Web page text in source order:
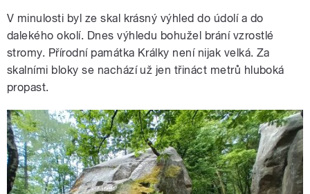
V minulosti byl ze skal krásný výhled do údolí a do
dalekého okolí. Dnes výhledu bohužel brání vzrostlé
stromy. Přírodní památka Králky není nijak velká. Za
skalními bloky se nachází už jen třináct metrů hluboká
propast.